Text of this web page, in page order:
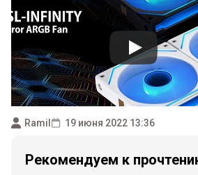
Ramil 19 июня 2022 13:36
Рекомендуем к